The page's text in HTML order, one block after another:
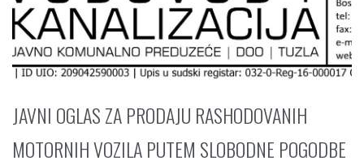
JAVNI OGLAS ZA PRODAJU RASHODOVANIH
MOTORNIH VOZILA PUTEM SLOBODNE POGODBE